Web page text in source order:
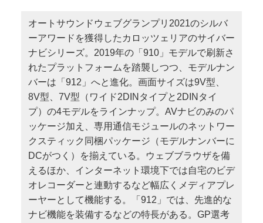
オートサウンドウェブグランプリ2021のシルバ
ーアワードを獲得したカロッツェリアのサイバー
ナビシリーズ。2019年の「910」モデルで刷新さ
れたプラットフォームを踏襲しつつ、モデルナン
バーは「912」へと進化。画面サイズは9V型、
8V型、7V型（ワイド2DINタイプと2DINタイ
プ）の4モデルをラインナップ。AVナビのみのパ
ッケージ加え、専用通信モジュールのネットワー
クスティック同梱パッケージ（モデルナンバーに
DCがつく）を揃えている。ウェブブラウザを備
えるほか、インターネット環境下では自宅のビデ
オレコーダーと連動するなど幅広くメディアプレ
ーヤーとして機能する。「912」では、先進的な
ナビ機能を装備するなどの特長がある。GP選考